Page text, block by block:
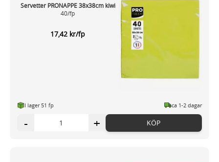
Servetter PRONAPPE 38x38cm kiwi
40/fp
17,42 kr/fp
I lager 51 fp ca 1-2 dagar
- + KÖP